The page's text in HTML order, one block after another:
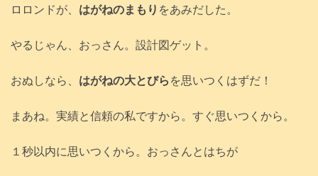
ロロンドが、 はがねのまもり をあみだした。
やるじゃん、おっさん。設計図ゲット。
おぬしなら、 はがねの大とびら を思いつくはずだ！
まあね。実績と信頼の私ですから。すぐ思いつくから。
１秒以内に思いつくから。おっさんとはちが